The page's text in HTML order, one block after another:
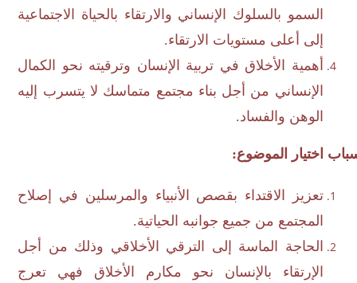
السمو بالسلوك الإنساني والارتقاء بالحياة الاجتماعية
إلى أعلى مستويات الارتقاء.
أهمية الأخلاق في تربية الإنسان وترقيته نحو الكمال
الإنساني من أجل بناء مجتمع متماسك لا يتسرب إليه
الوهن والفساد.
اختيار الموضوع:
تعزيز الاقتداء بقصص الأنبياء والمرسلين في إصلاح
المجتمع من جميع جوانبه الحياتية.
الحاجة الماسة إلى الترقي الأخلاقي وذلك من أجل
الإرتقاء بالإنسان نحو مكارم الأخلاق فهي تعرج